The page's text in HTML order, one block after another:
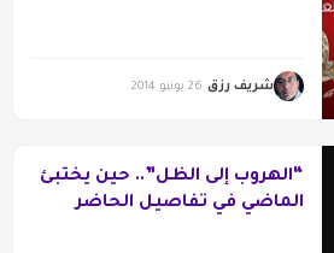
شريف رزق 26 يونيو 2014
“الهروب إلى الظل”.. حين يختبئ
الماضي في تفاصيل الحاضر